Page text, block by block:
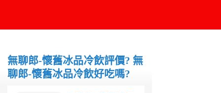
無聊郎-懷舊冰品冷飲評價? 無
聊郎-懷舊冰品冷飲好吃嗎?